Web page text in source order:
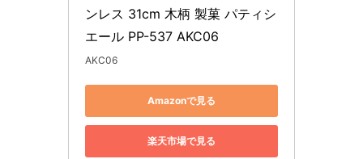
ンレス 31cm 木柄 製菓 パティシ
エール PP-537 AKC06
AKC06
Amazonで見る
楽天市場で見る